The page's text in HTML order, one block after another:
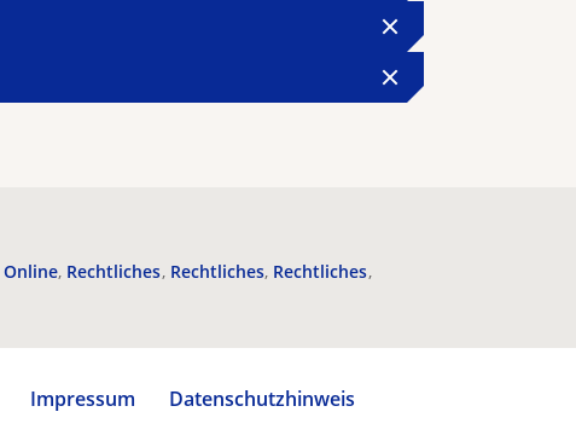
Online Rechtliches Rechtliches Rechtliches
Impressum
Datenschutzhinweis